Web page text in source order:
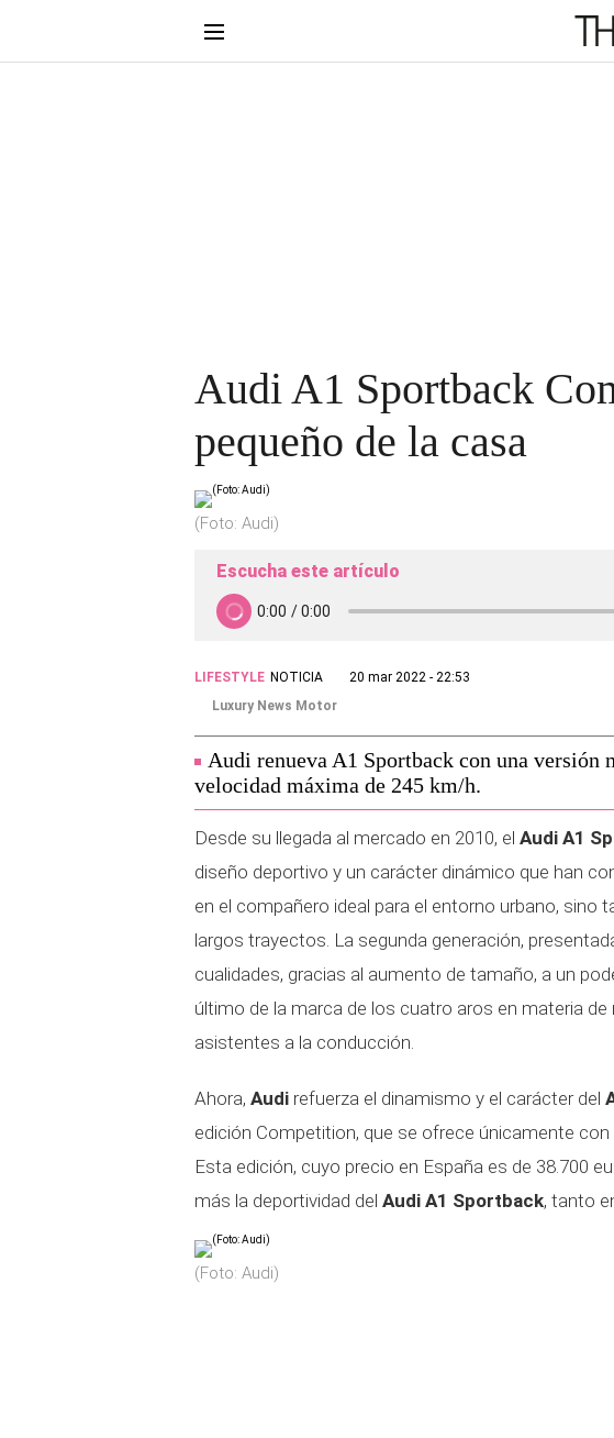
Audi A1 Sportback
pequeño de la casa
(Foto: Audi)
Escucha este artículo
LIFESTYLE NOTICIA
20 mar 2022 - 22:53
Luxury News Motor
Audi renueva A1 Sportback con una versión
velocidad máxima de 245 km/h.
Desde su llegada al mercado en 2010, el Audi A1
diseño deportivo y un carácter dinámico que han
en el compañero ideal para el entorno urbano, sino
largos trayectos. La segunda generación,
cualidades, gracias al aumento de tamaño, a un
último de la marca de los cuatro aros en materia
asistentes a la conducción.
Ahora, Audi refuerza el dinamismo y el carácter del
edición Competition, que se ofrece únicamente
Esta edición, cuyo precio en España es de 38.700
más la deportividad del Audi A1 Sportback, tanto
(Foto: Audi)